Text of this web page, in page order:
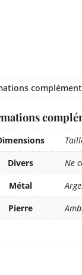
Divers
Ne
Métal
Pierre